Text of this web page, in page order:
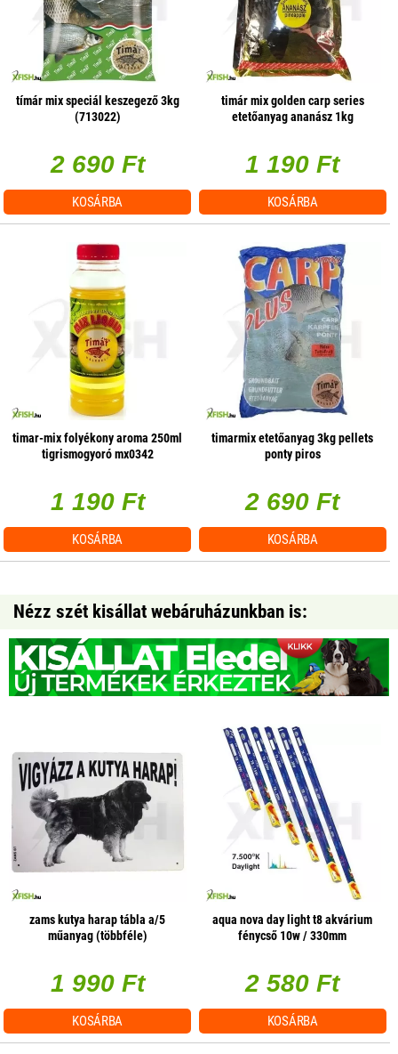
tímár mix speciál keszegező 3kg
(713022)
2 690 Ft
KOSÁRBA
timár mix golden carp series
etetőanyag ananász 1kg
1 190 Ft
KOSÁRBA
timar-mix folyékony aroma 250ml
tigrismogyoró mx0342
1 190 Ft
KOSÁRBA
timarmix etetőanyag 3kg pellets
ponty piros
2 690 Ft
KOSÁRBA
Nézz szét kisállat webáruházunkban is:
zams kutya harap tábla a/5
műanyag (többféle)
1 990 Ft
KOSÁRBA
aqua nova day light t8 akvárium
fénycső 10w / 330mm
2 580 Ft
KOSÁRBA